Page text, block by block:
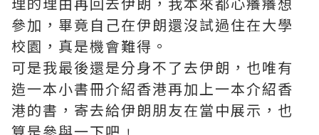
參加，畢竟自己在伊朗還沒試過住在大學
校園，真是機會難得。
可是我最後還是分身不了去伊朗，也唯有
造一本小書冊介紹香港再加上一本介紹香
港的書，寄去給伊朗朋友在當中展示，也